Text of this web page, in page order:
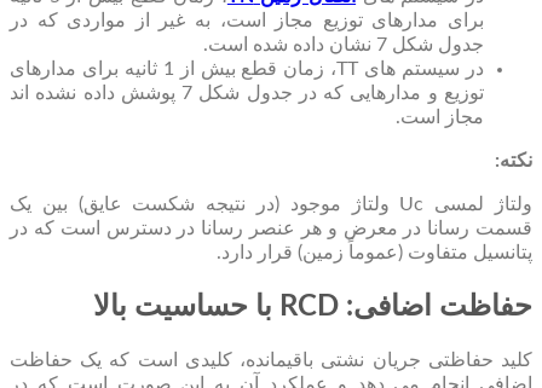
برای مدارهای توزیع مجاز است، به غیر از مواردی که در
جدول شکل 7 نشان داده شده است.
در سیستم های TT، زمان قطع بیش از 1 ثانیه برای مدارهای
توزیع و مدارهایی که در جدول شکل 7 پوشش داده نشده اند
مجاز است.
نکته:
ولتاژ لمسی Uc ولتاژ موجود (در نتیجه شکست عایق) بین یک
قسمت رسانا در معرض و هر عنصر رسانا در دسترس است که در
پتانسیل متفاوت (عموماً زمین) قرار دارد.
حفاظت اضافی: RCD با حساسیت بالا
کلید حفاظتی جریان نشتی باقیمانده، کلیدی است که یک حفاظت